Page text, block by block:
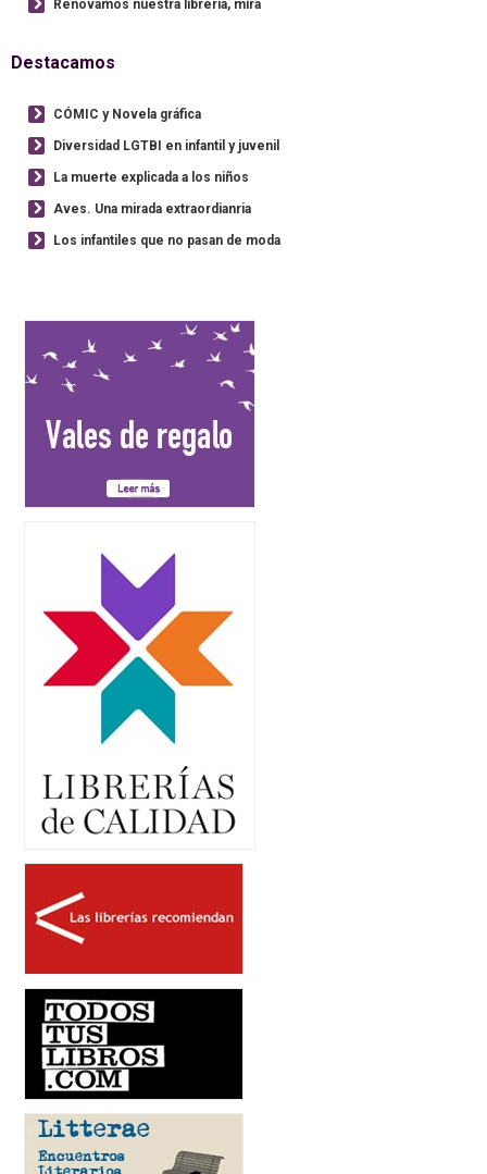
Renovamos nuestra librería, mira
Destacamos
CÓMIC y Novela gráfica
Diversidad LGTBI en infantil y juvenil
La muerte explicada a los niños
Aves. Una mirada extraordianria
Los infantiles que no pasan de moda